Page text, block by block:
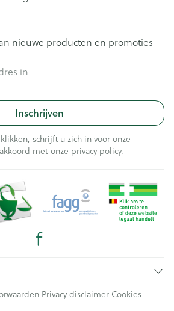
nieuwe producten en promoties
Inschrijven
schrijft u zich in voor onze
met onze privacy policy.
Privacy disclaimer Cookies